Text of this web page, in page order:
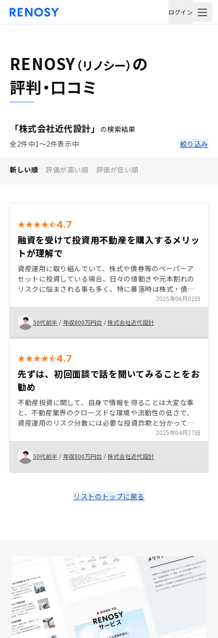
ログイン
RENOSY （リノシー） の
評判・口コミ
「株式会社近代設計」
の検索結果
全2件中1〜2件表示中
絞り込み
新しい順 評価が高い順 評価が低い順
4.7
融資を受けて投資用不動産を購入するメリッ
トが理解で
資産運用に取り組んでいて、株式や債券等のペーパーア
セットに投資している場合、日々の値動きや元本割れの
リスクに悩まされる事も多く、特に暴落時は株式・債券
共に下落する場合があり、リスクヘッジに悩むと思いま
す。その点、不動産などのリアルアセットであれば市場
の混乱に左右されず、節税効果も相まって長期の資産運
用に適していると思います。少しでも興味があれば先ず
は無料相談を受けてみることをおすすめします。
2025年06月02日
50代前半 / 年収800万円台 /株式会社近代設計
4.7
先ずは、初回面談で話を聞いてみることをお
勧め
不動産投資に関して、自身で情報を得ることは大変な事
と、不動産業界のクローズドな環境や流動性の低さで、
資産運用のリスク分散には必要な投資詐欺と分かってい
ても手が出せなかった。 今回、資産運用のサイトからの
紹介で縁があり取引を行ったが、初回面談から事業部長
が担当されて説明にも一貫性があり、疑問点にも的確に
回答され、これまで躊躇していた原因が解消され、融資
を受ける条件としては、良いとはいえない条件にもかか
ける事になった。 正直、不動産投資をしている実感はな
2025年04月27日
50代前半 / 年収800万円台 /株式会社近代設計
リストのトップに戻る